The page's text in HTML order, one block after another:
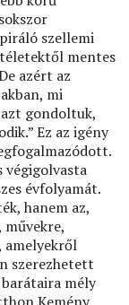
szellemi
mentes
azért az
mi
gondoltuk,
Ez az igény
végigolvasta
évfolyamát.
hanem az,
szerezhetett
mély